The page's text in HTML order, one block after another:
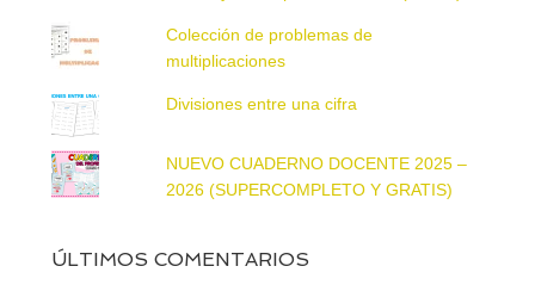
Colección de problemas de
multiplicaciones
Divisiones entre una cifra
NUEVO CUADERNO DOCENTE 2025 –
2026 (SUPERCOMPLETO Y GRATIS)
ÚLTIMOS COMENTARIOS